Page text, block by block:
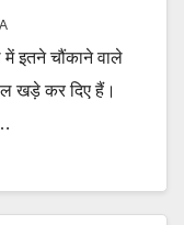
इतने चौंकाने वाले
खड़े कर दिए हैं।